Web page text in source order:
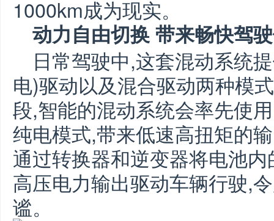
1000km成为现实。
动力自由切换 带来畅快驾
日常驾驶中,这套混动系统
电)驱动以及混合驱动两种模
段,智能的混动系统会率先使
纯电模式,带来低速高扭矩的
通过转换器和逆变器将电池
高压电力输出驱动车辆行驶,
谧。